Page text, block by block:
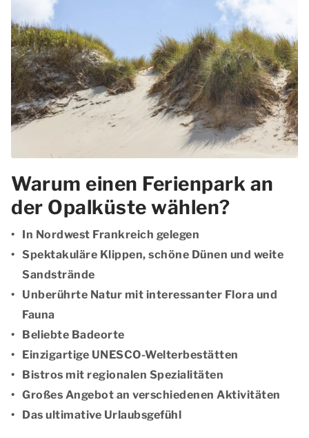
Warum einen Ferienpark an
der Opalküste wählen?
In Nordwest Frankreich gelegen
Spektakuläre Klippen, schöne Dünen und weite
Sandstrände
Unberührte Natur mit interessanter Flora und
Fauna
Beliebte Badeorte
Einzigartige UNESCO-Welterbestätten
Bistros mit regionalen Spezialitäten
Großes Angebot an verschiedenen Aktivitäten
Das ultimative Urlaubsgefühl